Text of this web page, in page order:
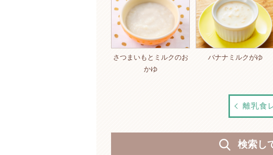
さつまいもとミルクのお
かゆ
バナナミルクがゆ
離乳食
検索し